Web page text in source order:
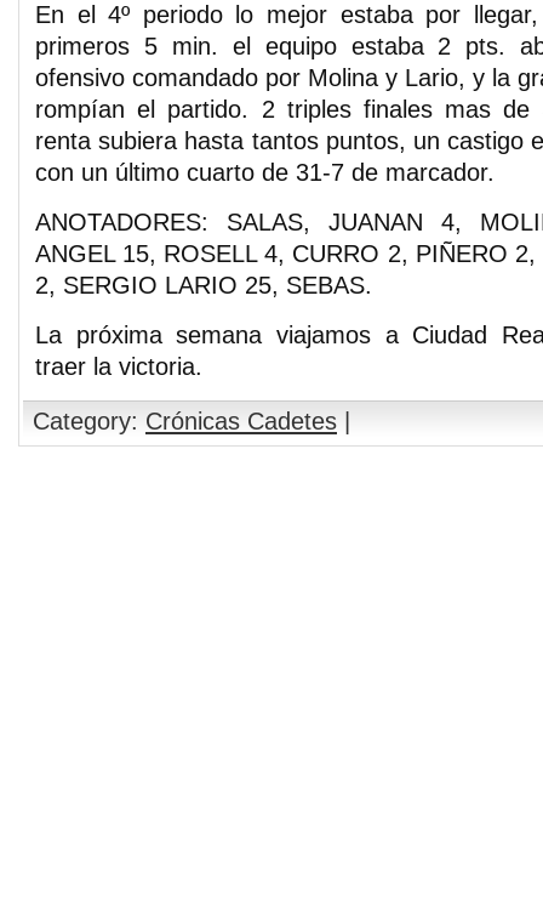
En el 4º periodo lo mejor estaba por
primeros 5 min. el equipo estaba 2 pts.
ofensivo comandado por Molina y Lario, y la
rompían el partido. 2 triples finales mas de
renta subiera hasta tantos puntos, un castigo
con un último cuarto de 31-7 de marcador.
ANOTADORES: SALAS, JUANAN 4,
ANGEL 15, ROSELL 4, CURRO 2, PIÑERO
2, SERGIO LARIO 25, SEBAS.
La próxima semana viajamos a Ciudad
traer la victoria.
Category: Crónicas Cadetes